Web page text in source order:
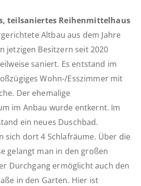
teilsaniertes Reihenmittelhaus
Altbau aus dem Jahre
jetzigen Besitzern seit 2020
saniert. Es entstand im
Wohn-/Esszimmer mit
Der ehemalige
im Anbau wurde entkernt. Im
ein neues Duschbad.
sich dort 4 Schlafräume. Über die
gelangt man in den großen
Durchgang ermöglicht auch den
in den Garten. Hier ist